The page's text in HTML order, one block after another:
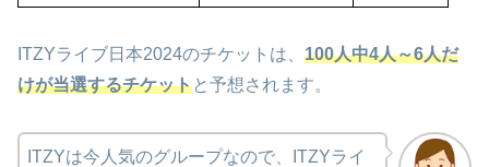
ITZYライブ日本2024のチケットは、 100人中4人～6人だ
けが当選するチケットと予想されます。
ITZYは今人気のグループなので、ITZYライ